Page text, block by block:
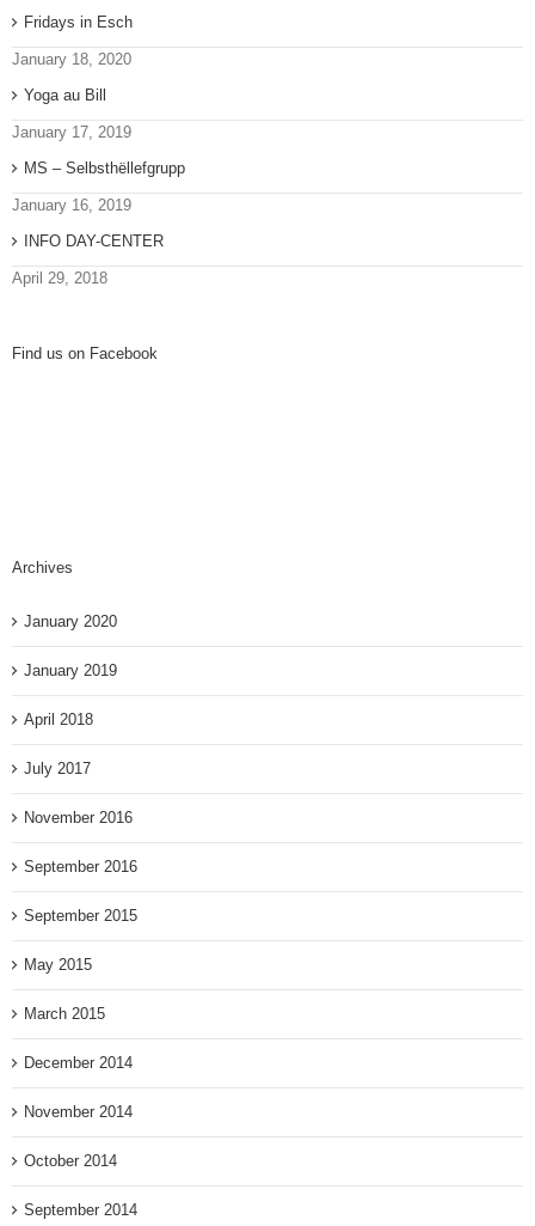
Fridays in Esch
January 18, 2020
Yoga au Bill
January 17, 2019
MS – Selbsthëllefgrupp
January 16, 2019
INFO DAY-CENTER
April 29, 2018
Find us on Facebook
Archives
January 2020
January 2019
April 2018
July 2017
November 2016
September 2016
September 2015
May 2015
March 2015
December 2014
November 2014
October 2014
September 2014